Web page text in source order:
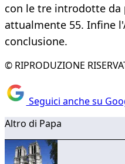
con le tre introdotte da
attualmente 55. Infine
conclusione.
© RIPRODUZIONE
Seguici anche su
Altro di Papa